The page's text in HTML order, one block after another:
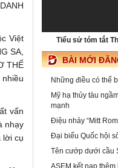
Việt
SA,
THỂ
vấn
nhạy
lời cụ
Tiểu sử tóm tắt
BÀI MỚI
Những điều có thể
Mỹ hạ thủy tàu
mạnh
Điệu nhảy “Mitt
Đại biểu Quốc hội
Tên cướp dưới cầu
ASEM kết nạp